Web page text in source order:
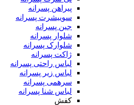
پیراهن پسرانه
سوییشرت پسرانه
جین پسرانه
شلوار پسرانه
شلوارک پسرانه
ژاکت پسرانه
لباس راحتی پسرانه
لباس زیر پسرانه
سرهمی پسرانه
لباس شنا پسرانه
کفش